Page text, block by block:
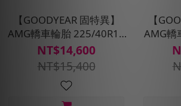
【GOODYEAR 固特異】
AMG轎車輪胎 225/40R18
四入組(濕抓耐用雙重保護)
含安裝定位平衡
NT$14,600
NT$15,400
【
AMG轎
四入
護)